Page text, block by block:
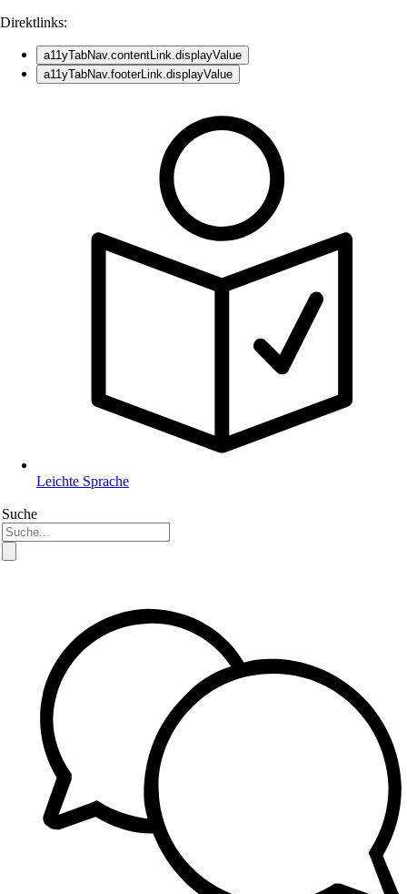
Direktlinks:
a11yTabNav.contentLink.displayValue
a11yTabNav.footerLink.displayValue
Leichte Sprache
Suche